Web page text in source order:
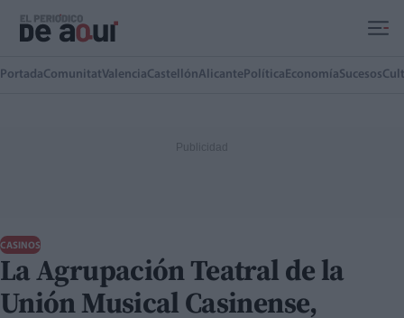
PortadaComunitatValenciaCastellónAlicante Política EconomíaSucesos
CASINOS
La Agrupación Teatral de la
Unión Musical Casinense,